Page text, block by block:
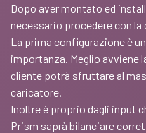
Dopo aver montato ed
necessario procedere con
La prima configurazione è
importanza. Meglio avviene
cliente potrà sfruttare al
caricatore.
Inoltre è proprio dagli input
Prism saprà bilanciare